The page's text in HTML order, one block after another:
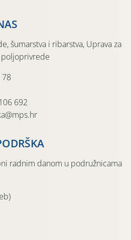
šumarstva i ribarstva, Uprava za
78
692
radnim danom u podružnicama